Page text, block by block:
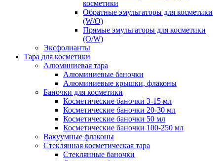
косметики
Обратные эмульгаторы для косметики
(W/O)
Прямые эмульгаторы для косметики
(O/W)
Эксфолианты
Тара для косметики
Алюминиевая тара
Алюминиевые баночки
Алюминиевые крышки, флаконы
Баночки для косметики
Косметические баночки 3-15 мл
Косметические баночки 20-30 мл
Косметические баночки 50 мл
Косметические баночки 100-250 мл
Вакуумные флаконы
Стеклянная косметическая тара
Стеклянные баночки